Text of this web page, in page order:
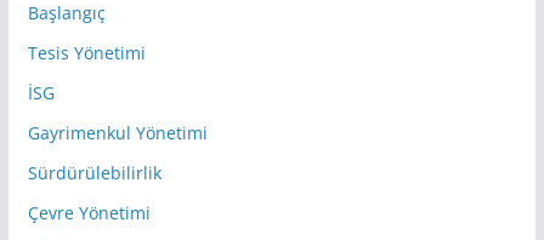
Başlangıç
Tesis Yönetimi
İSG
Gayrimenkul Yönetimi
Sürdürülebilirlik
Çevre Yönetimi